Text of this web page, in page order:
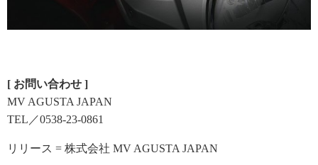
[ お問い合わせ ]
MV AGUSTA JAPAN
TEL／0538-23-0861
リリース = 株式会社 MV AGUSTA JAPAN